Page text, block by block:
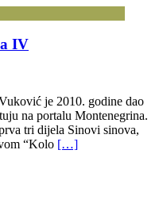
IV
je 2010. godine dao
na portalu Montenegrina.
tri dijela Sinovi sinova,
“Kolo […]